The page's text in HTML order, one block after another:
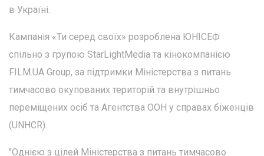
в Україні.
Кампанія «Ти серед своїх» розроблена ЮНІСЕФ
спільно з групою StarLightMedia та кінокомпанією
FILM.UA Group, за підтримки Міністерства з питань
тимчасово окупованих територій та внутрішньо
переміщених осіб та Агентства ООН у справах біженців
(UNHCR).
"Однією з цілей Міністерства з питань тимчасово